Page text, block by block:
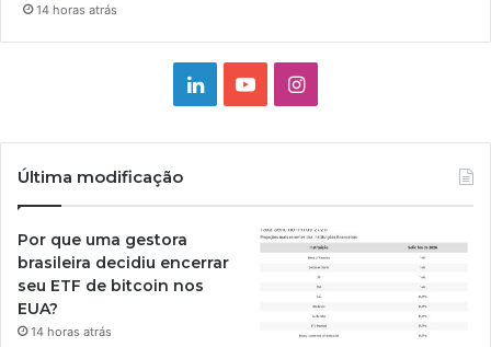
14 horas atrás
LinkedinYouTubeInstagram
Última modificação
Por que uma gestora
brasileira decidiu encerrar
seu ETF de bitcoin nos
EUA?
14 horas atrás